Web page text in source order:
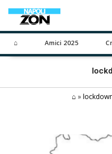
⌂ Amici 2025
⌂ »